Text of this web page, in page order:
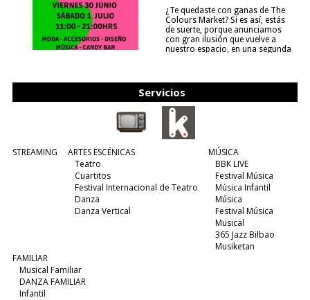
¿Te quedaste con ganas de The
Colours Market? Si es así, estás
de suerte, porque anunciamos
con gran ilusión que vuelve a
nuestro espacio, en una segunda
Servicios
STREAMING
ARTES ESCÉNICAS
Teatro
Cuartitos
Festival Internacional de Teatro
Danza
Danza Vertical
MÚSICA
BBK LIVE
Festival Música
Música Infantil
Música
Festival Música
Musical
365 Jazz Bilbao
Musiketan
FAMILIAR
Musical Familiar
DANZA FAMILIAR
Infantil